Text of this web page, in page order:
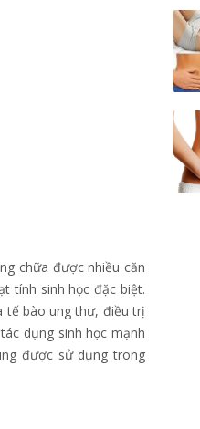
chữa được nhiều căn
tính sinh học đặc biệt.
tế bào ung thư, điều trị
dụng sinh học mạnh
được sử dụng trong